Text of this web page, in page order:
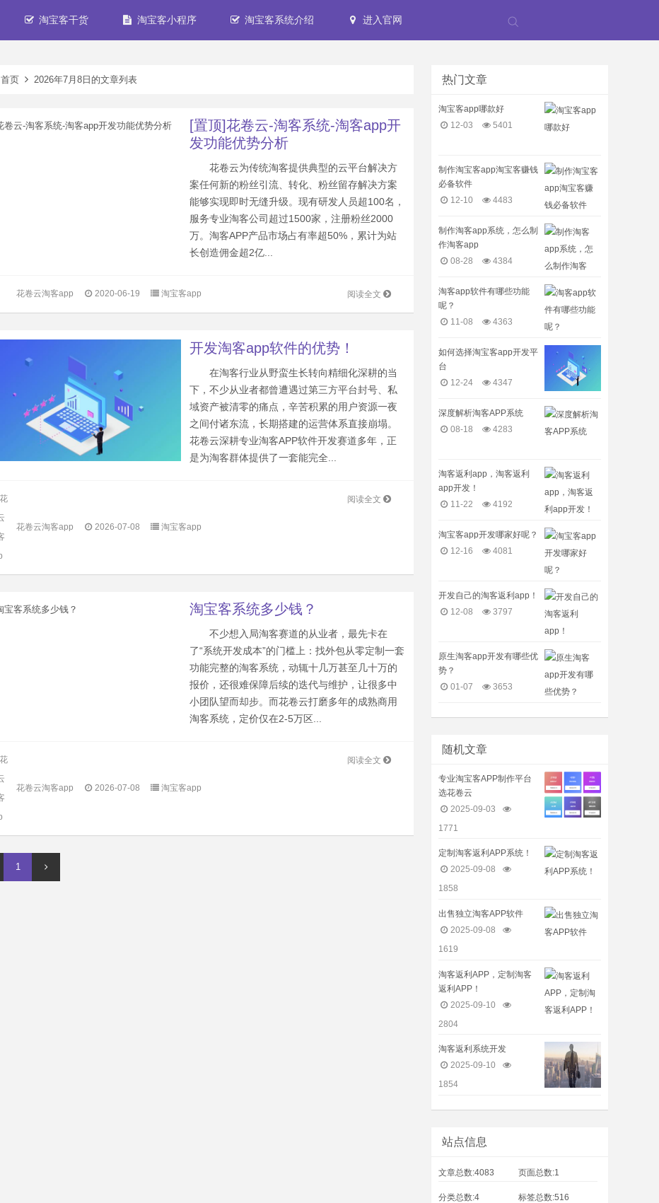
淘宝客干货 淘宝客小程序 淘宝客系统介绍 进入官网
首页 2026年7月8日的文章列表
[置顶]花卷云-淘客系统-淘客app开
发功能优势分析
花卷云为传统淘客提供典型的云平台解决方
案任何新的粉丝引流、转化、粉丝留存解决方案
能够实现即时无缝升级。现有研发人员超100名，
服务专业淘客公司超过1500家，注册粉丝2000
万。淘客APP产品市场占有率超50%，累计为站
长创造佣金超2亿...
阅读全文
花卷云淘客app 2020-06-19 淘宝客app
开发淘客app软件的优势！
在淘客行业从野蛮生长转向精细化深耕的当
下，不少从业者都曾遭遇过第三方平台封号、私
域资产被清零的痛点，辛苦积累的用户资源一夜
之间付诸东流，长期搭建的运营体系直接崩塌。
花卷云深耕专业淘客APP软件开发赛道多年，正
是为淘客群体提供了一套能完全...
阅读全文
花卷云淘客app 2026-07-08 淘宝客app
淘宝客系统多少钱？
不少想入局淘客赛道的从业者，最先卡在
了“系统开发成本”的门槛上：找外包从零定制一套
功能完整的淘客系统，动辄十几万甚至几十万的
报价，还很难保障后续的迭代与维护，让很多中
小团队望而却步。而花卷云打磨多年的成熟商用
淘客系统，定价仅在2-5万区...
阅读全文
花卷云淘客app 2026-07-08 淘宝客app
1
热门文章
淘宝客app哪款好
12-03
5401
制作淘宝客app淘宝客赚钱
必备软件
12-10
4483
制作淘客app系统，怎么制
作淘客app
08-28
4384
淘客app软件有哪些功能
呢？
11-08
4363
如何选择淘宝客app开发平
台
12-24
4347
深度解析淘客APP系统
08-18
4283
淘客返利app，淘客返利
app开发！
11-22
4192
淘宝客app开发哪家好呢？
12-16
4081
开发自己的淘客返利app！
12-08
3797
原生淘客app开发有哪些优
势？
01-07
3653
随机文章
专业淘宝客APP制作平台
选花卷云
2025-09-03
1771
定制淘客返利APP系统！
2025-09-08
1858
出售独立淘客APP软件
2025-09-08
1619
淘客返利APP，定制淘客
返利APP！
2025-09-10
2804
淘客返利系统开发
2025-09-10
1854
站点信息
文章总数:4083 页面总数:1
分类总数:4 标签总数:516